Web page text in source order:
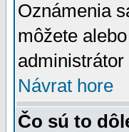
Oznámenia
môžete
administrátor
Návrat hore
Čo sú to